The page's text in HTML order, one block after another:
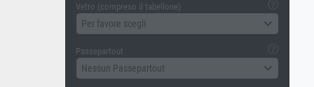
Vetro (compreso il tabellone)
Per favore scegli
Passepartout
Nessun Passepartout